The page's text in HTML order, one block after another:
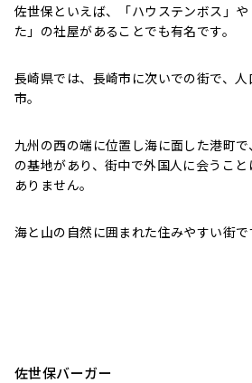
佐世保といえば、「ハウステンボス」
た」の社屋があることでも有名です。
長崎県では、長崎市に次いでの街で、
市。
九州の西の端に位置し海に面した港町
の基地があり、街中で外国人に会うこ
ありません。
海と山の自然に囲まれた住みやすい街で
佐世保バーガー